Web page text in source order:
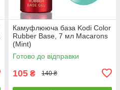
Камуфлююча база Kodi Color
Rubber Base, 7 мл Macarons
(Mint)
Готово до відправки
105 ₴ 140 ₴